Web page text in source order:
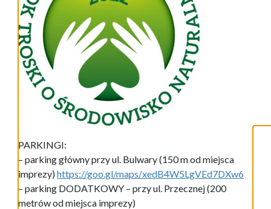
PARKINGI:
– parking główny przy ul. Bulwary (150 m od miejsca
imprezy)https://goo.gl/maps/xedB4W5LgVEd7DXw6
– parking DODATKOWY – przy ul. Przecznej (200
metrów od miejsca imprezy)